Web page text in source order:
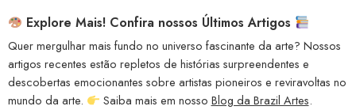
Explore Mais! Confira nossos Últimos Artigos
Quer mergulhar mais fundo no universo fascinante da arte? Nossos
artigos recentes estão repletos de histórias surpreendentes e
descobertas emocionantes sobre artistas pioneiros e reviravoltas no
mundo da arte.
Saiba mais em nosso Blog da Brazil Artes.